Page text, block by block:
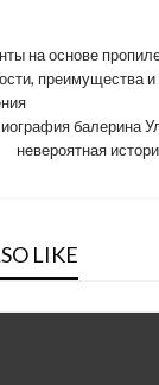
на основе
преимущества и
балерина
невероятная
LIKE